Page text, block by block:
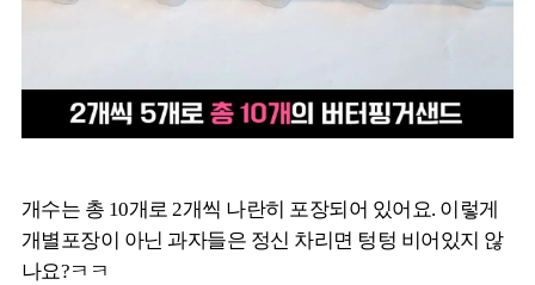
개수는 총 10개로 2개씩 나란히 포장되어 있어요. 이렇게
개별포장이 아닌 과자들은 정신 차리면 텅텅 비어있지 않
나요?ㅋㅋ